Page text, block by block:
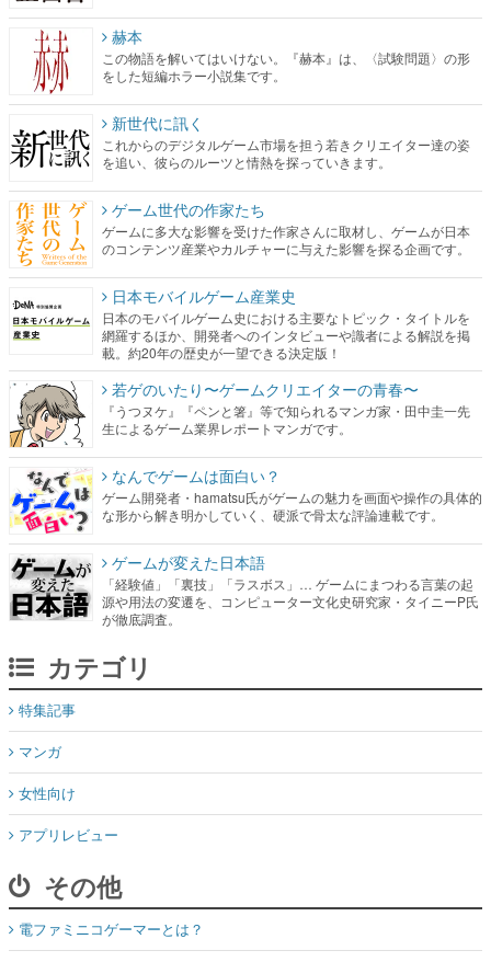
赫本
この物語を解いてはいけない。『赫本』は、〈試験問題〉の形
をした短編ホラー小説集です。
新世代に訊く
これからのデジタルゲーム市場を担う若きクリエイター達の姿
を追い、彼らのルーツと情熱を探っていきます。
ゲーム世代の作家たち
ゲームに多大な影響を受けた作家さんに取材し、ゲームが日本
のコンテンツ産業やカルチャーに与えた影響を探る企画です。
日本モバイルゲーム産業史
日本のモバイルゲーム史における主要なトピック・タイトルを
網羅するほか、開発者へのインタビューや識者による解説を掲
載。約20年の歴史が一望できる決定版！
若ゲのいたり〜ゲームクリエイターの青春〜
『うつヌケ』『ペンと箸』等で知られるマンガ家・田中圭一先
生によるゲーム業界レポートマンガです。
なんでゲームは面白い？
ゲーム開発者・hamatsu氏がゲームの魅力を画面や操作の具体的
な形から解き明かしていく、硬派で骨太な評論連載です。
ゲームが変えた日本語
「経験値」「裏技」「ラスボス」… ゲームにまつわる言葉の起
源や用法の変遷を、コンピューター文化史研究家・タイニーP氏
が徹底調査。
カテゴリ
特集記事
マンガ
女性向け
アプリレビュー
その他
電ファミニコゲーマーとは？